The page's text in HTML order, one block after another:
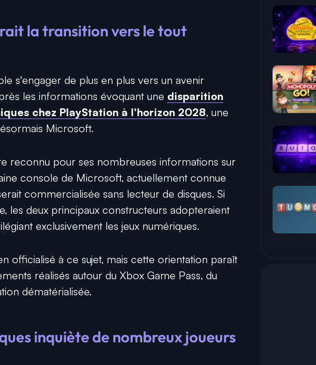
la transition vers le tout
s'engager de plus en plus vers un avenir
les informations évoquant une disparition
chez PlayStation à l'horizon 2028, une
Microsoft.
reconnu pour ses nombreuses informations sur
console de Microsoft, actuellement connue
commercialisée sans lecteur de disques. Si
les deux principaux constructeurs adopteraient
exclusivement les jeux numériques.
officialisé à ce sujet, mais cette orientation paraît
réalisés autour du Xbox Game Pass, du
dématérialisée.
inquiète de nombreux joueurs